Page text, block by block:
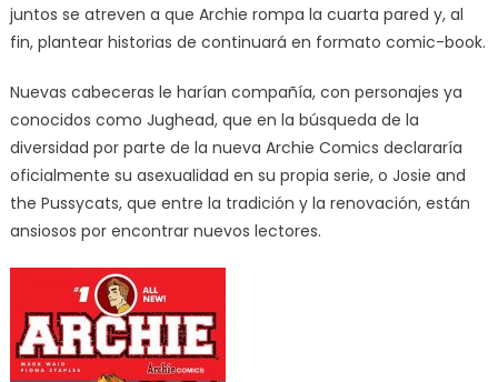
juntos se atreven a que Archie rompa la cuarta pared y, al
fin, plantear historias de continuará en formato comic-book.
Nuevas cabeceras le harían compañía, con personajes ya
conocidos como Jughead, que en la búsqueda de la
diversidad por parte de la nueva Archie Comics declararía
oficialmente su asexualidad en su propia serie, o Josie and
the Pussycats, que entre la tradición y la renovación, están
ansiosos por encontrar nuevos lectores.